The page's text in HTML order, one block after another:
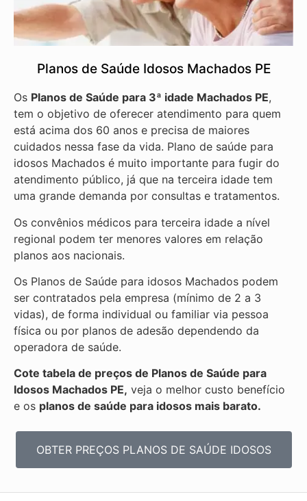
Planos de Saúde Idosos Machados PE
Os Planos de Saúde para 3ª idade Machados PE,
tem o objetivo de oferecer atendimento para quem
está acima dos 60 anos e precisa de maiores
cuidados nessa fase da vida. Plano de saúde para
idosos Machados é muito importante para fugir do
atendimento público, já que na terceira idade tem
uma grande demanda por consultas e tratamentos.
Os convênios médicos para terceira idade a nível
regional podem ter menores valores em relação
planos aos nacionais.
Os Planos de Saúde para idosos Machados podem
ser contratados pela empresa (mínimo de 2 a 3
vidas), de forma individual ou familiar via pessoa
física ou por planos de adesão dependendo da
operadora de saúde.
Cote tabela de preços de Planos de Saúde para
Idosos Machados PE, veja o melhor custo benefício
e os planos de saúde para idosos mais barato.
OBTER PREÇOS PLANOS DE SAÚDE IDOSOS